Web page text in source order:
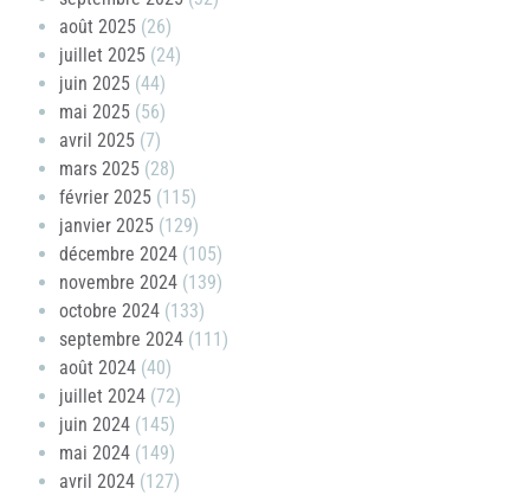
août 2025 (26)
juillet 2025 (24)
juin 2025 (44)
mai 2025 (56)
avril 2025 (7)
mars 2025 (28)
février 2025 (115)
janvier 2025 (129)
décembre 2024 (105)
novembre 2024 (139)
octobre 2024 (133)
septembre 2024 (111)
août 2024 (40)
juillet 2024 (72)
juin 2024 (145)
mai 2024 (149)
avril 2024 (127)